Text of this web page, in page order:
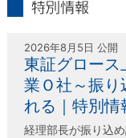
2026年8月5日 公開
東証グロー
業Ｏ社～振り
れる｜特別情
経理部長が振り込